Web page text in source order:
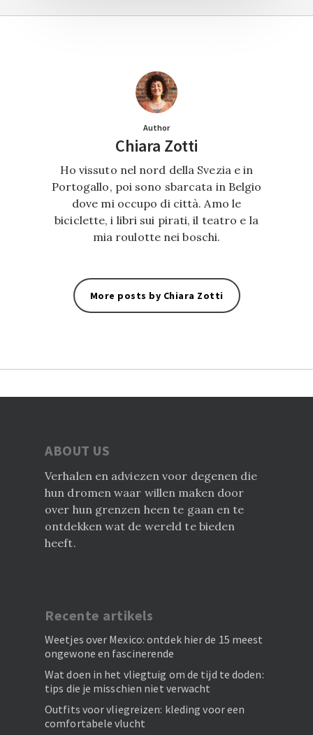
Author
Chiara Zotti
Ho vissuto nel nord della Svezia e in
Portogallo, poi sono sbarcata in Belgio
dove mi occupo di città. Amo le
biciclette, i libri sui pirati, il teatro e la
mia roulotte nei boschi.
More posts by Chiara Zotti
ABOUT US
Verhalen en adviezen voor degenen die
hun dromen waar willen maken door
over hun grenzen heen te gaan en te
ontdekken wat de wereld te bieden
heeft.
Recente artikels
Weetjes over Mexico: ontdek hier de 15 meest
ongewone en fascinerende
Wat doen in het vliegtuig om de tijd te doden:
tips die je misschien niet verwacht
Outfits voor vliegreizen: kleding voor een
comfortabele vlucht